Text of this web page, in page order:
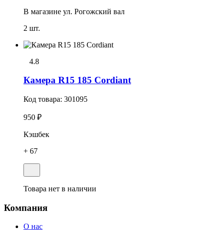
В магазине ул. Рогожский вал
2 шт.
4.8
Камера R15 185 Cordiant
Код товара: 301095
950 ₽
Кэшбек
+ 67
Товара нет в наличии
Компания
О нас